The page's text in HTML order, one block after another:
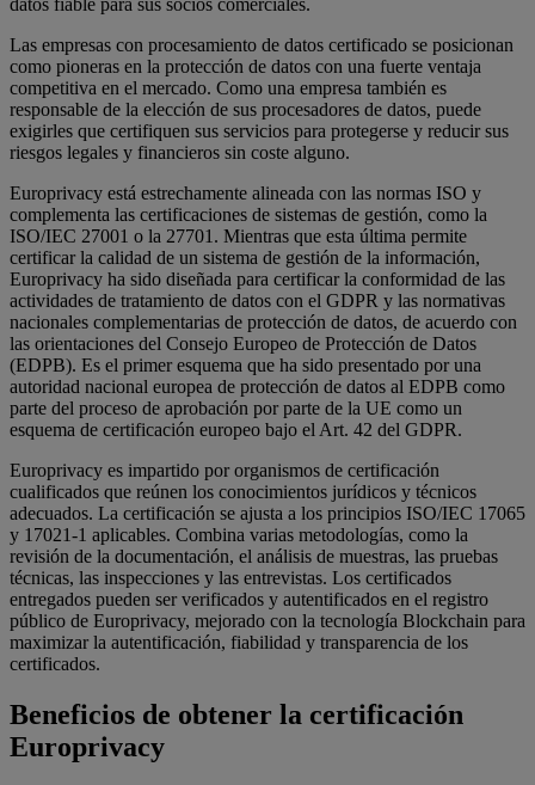
Las empresas con procesamiento de datos certificado se posicionan
como pioneras en la protección de datos con una fuerte ventaja
competitiva en el mercado. Como una empresa también es
responsable de la elección de sus procesadores de datos, puede
exigirles que certifiquen sus servicios para protegerse y reducir sus
riesgos legales y financieros sin coste alguno.
Europrivacy está estrechamente alineada con las normas ISO y
complementa las certificaciones de sistemas de gestión, como la
ISO/IEC 27001 o la 27701. Mientras que esta última permite
certificar la calidad de un sistema de gestión de la información,
Europrivacy ha sido diseñada para certificar la conformidad de las
actividades de tratamiento de datos con el GDPR y las normativas
nacionales complementarias de protección de datos, de acuerdo con
las orientaciones del Consejo Europeo de Protección de Datos
(EDPB). Es el primer esquema que ha sido presentado por una
autoridad nacional europea de protección de datos al EDPB como
parte del proceso de aprobación por parte de la UE como un
esquema de certificación europeo bajo el Art. 42 del GDPR.
Europrivacy es impartido por organismos de certificación
cualificados que reúnen los conocimientos jurídicos y técnicos
adecuados. La certificación se ajusta a los principios ISO/IEC 17065
y 17021-1 aplicables. Combina varias metodologías, como la
revisión de la documentación, el análisis de muestras, las pruebas
técnicas, las inspecciones y las entrevistas. Los certificados
entregados pueden ser verificados y autentificados en el registro
público de Europrivacy, mejorado con la tecnología Blockchain para
maximizar la autentificación, fiabilidad y transparencia de los
certificados.
Beneficios de obtener la certificación
Europrivacy